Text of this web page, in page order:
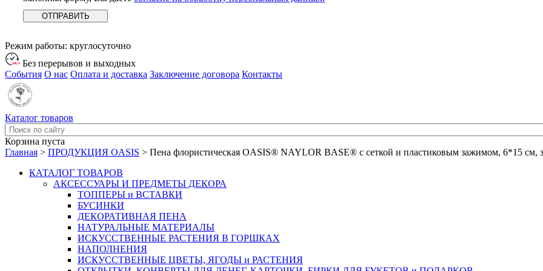
Режим работы: круглосуточно
Без перерывов и выходных
События О нас Оплата и доставка Заключение договора Контакты
Каталог товаров
Корзина пуста
Главная > ПРОДУКЦИЯ OASIS > Пена флористическая OASIS® NAYLOR BASE® с сеткой и пластиковым зажимом, 6*15 см,
КАТАЛОГ ТОВАРОВ
АКСЕССУАРЫ И ПРЕДМЕТЫ ДЕКОРА
ТОППЕРЫ и ВСТАВКИ
БУСИНКИ
ДЕКОРАТИВНАЯ ПЕНА
НАТУРАЛЬНЫЕ МАТЕРИАЛЫ
ИСКУССТВЕННЫЕ РАСТЕНИЯ В ГОРШКАХ
НАПОЛНЕНИЯ
ИСКУССТВЕННЫЕ ЦВЕТЫ, ЯГОДЫ и РАСТЕНИЯ